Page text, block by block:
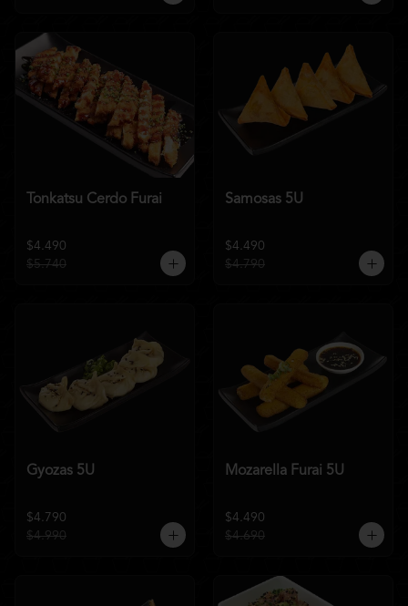
Tonkatsu Cerdo Furai
$4.490
$5.740
Samosas 5U
$4.490
$4.790
Gyozas 5U
$4.790
$4.990
Mozarella Furai 5U
$4.490
$4.690